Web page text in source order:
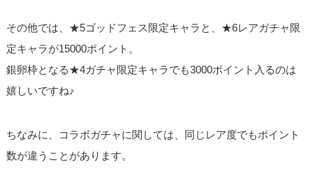
その他では、★5ゴッドフェス限定キャラと、★6レアガチャ限
定キャラが15000ポイント。
銀卵枠となる★4ガチャ限定キャラでも3000ポイント入るのは
嬉しいですね♪
ちなみに、コラボガチャに関しては、同じレア度でもポイント
数が違うことがあります。